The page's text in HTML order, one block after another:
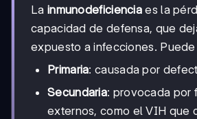
La inmunodeficiencia es la
capacidad de defensa, que
expuesto a infecciones. Puede
Primaria: causada por
Secundaria: provocada por
externos, como el VIH que